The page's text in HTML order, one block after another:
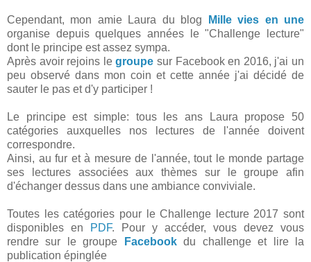
Cependant, mon amie Laura du blog
Mille vies en une
organise depuis quelques années le "Challenge lecture"
dont le principe est assez sympa.
Après avoir rejoins legroupe sur Facebook en 2016, j'ai un
peu observé dans mon coin et cette année j'ai décidé de
sauter le pas et d'y participer !
Le principe est simple: tous les ans Laura propose 50
catégories auxquelles nos lectures de l'année doivent
correspondre.
Ainsi, au fur et à mesure de l'année, tout le monde partage
ses lectures associées aux thèmes sur le groupe afin
d'échanger dessus dans une ambiance conviviale.
Toutes les catégories pour le Challenge lecture 2017 sont
disponibles en
PDF. Pour y accéder, vous devez vous
rendre sur le groupe
Facebookdu challenge et lire la
publication épinglée